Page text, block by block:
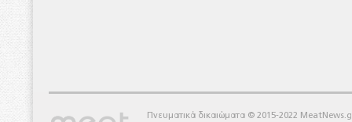
Πνευματικά δικαιώματα © 2015-2022